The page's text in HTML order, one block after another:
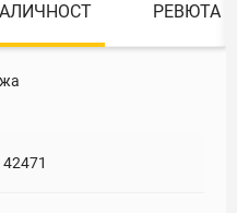
РЕВЮТА
42471